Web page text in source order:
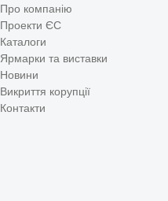
Про компанію
Проекти ЄС
Каталоги
Ярмарки та виставки
Новини
Викриття корупції
Контакти